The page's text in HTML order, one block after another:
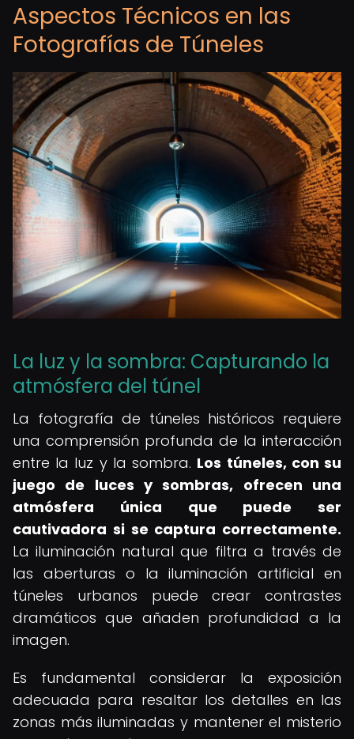
Aspectos Técnicos en las
Fotografías de Túneles
La luz y la sombra: Capturando la
atmósfera del túnel
La fotografía de túneles históricos requiere
una comprensión profunda de la interacción
entre la luz y la sombra. Los túneles, con su
juego de luces y sombras, ofrecen una
atmósfera única que puede ser
cautivadora si se captura correctamente.
La iluminación natural que filtra a través de
las aberturas o la iluminación artificial en
túneles urbanos puede crear contrastes
dramáticos que añaden profundidad a la
imagen.
Es fundamental considerar la exposición
adecuada para resaltar los detalles en las
zonas más iluminadas y mantener el misterio